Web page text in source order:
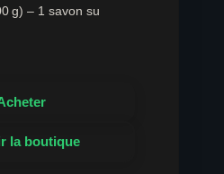
g) – 1 savon su
la boutique